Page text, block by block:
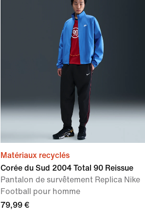
Matériaux recyclés
Corée du Sud 2004 Total 90 Reissue
Pantalon de survêtement Replica Nike
Football pour homme
79,99 €